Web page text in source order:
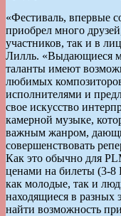
«Фестиваль, впервые
приобрел много
участников, так и в
Лилль. «Выдающиеся
таланты имеют
любимых
исполнителями и
свое искусство
камерной музыке,
важным жанром,
совершенствовать
Как это обычно для
ценами на билеты (3-
как молодые, так и
находящиеся в разных
найти возможность